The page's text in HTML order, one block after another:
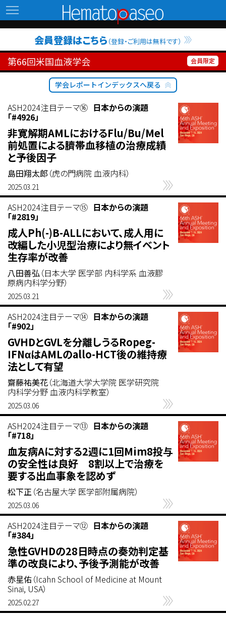
Hematopaseo
会員登録はこちら （登録・ご利用は無料です）
第66回米国血液学会
学会レポートインデックスへ戻る
ASH2024注目テーマ⑯ 日本からの演題
「#4926」
非寛解期AMLにおけるFlu/Bu/Mel
前処置による臍帯血移植の治療成績
と予後因子
島田翔太郎 （虎の門病院 血液内科）
2025.03.21
ASH2024注目テーマ⑮ 日本からの演題
「#2819」
成人Ph(-)B-ALLにおいて、成人用に
改編した小児型治療により無イベント
生存率が改善
八田善弘（日本大学 医学部 内科学系 血液膠
原病内科学分野）
2025.03.21
ASH2024注目テーマ⑭ 日本からの演題
「#902」
GVHDとGVLを分離しうるRopeg-
IFNαはAMLのallo-HCT後の維持療
法として有望
齋藤祐美花（北海道大学大学院 医学研究院
内科学分野 血液内科学教室）
2025.03.06
ASH2024注目テーマ⑬ 日本からの演題
「#718」
血友病Aに対する2週に1回Mim8投与
の安全性は良好 8割以上で治療を
要する出血事象を認めず
松下正（名古屋大学 医学部附属病院）
2025.03.06
ASH2024注目テーマ⑫ 日本からの演題
「#384」
急性GVHDの28日時点の奏効判定基
準の改良により、予後予測能が改善
赤星佑（Icahn School of Medicine at Mount
Sinai, USA）
2025.02.27